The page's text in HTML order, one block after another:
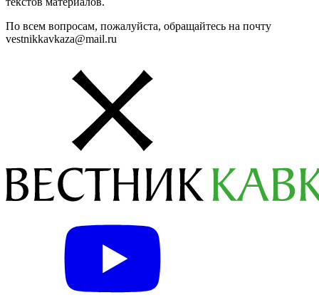
По всем вопросам, пожалуйста, обращайтесь на почту
vestnikkavkaza@mail.ru